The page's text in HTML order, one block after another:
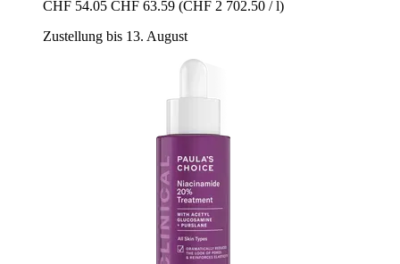
CHF 54.05 CHF 63.59 (CHF 2 702.50 / l)
Zustellung bis 13. August